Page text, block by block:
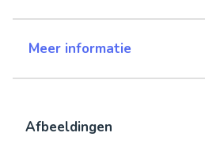
Meer informatie
Afbeeldingen